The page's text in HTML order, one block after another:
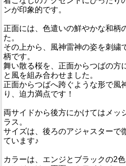
ンが印象的です。
正面には、色遣いの鮮やかな和柄
た。
その上から、風神雷神の姿を刺繍
柄です。
舞い散る桜を、正面からつばの方
と風を組み合わせました。
正面からつばへ跨ぐような形で風
り、迫力満点です！
両サイドから後方にかけてはメッ
ラス。
サイズは、後ろのアジャスターで
ています♪
カラーは、エンジとブラックの2